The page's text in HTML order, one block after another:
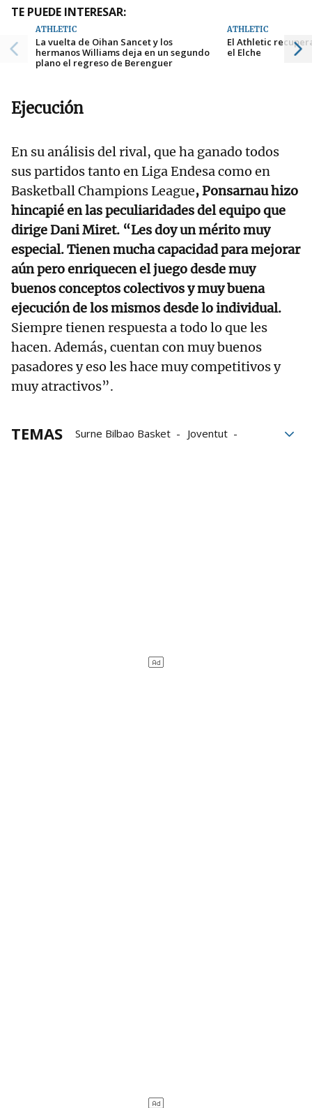
TE PUEDE INTERESAR:
ATHLETIC
La vuelta de Oihan Sancet y los
hermanos Williams deja en un segundo
plano el regreso de Berenguer
ATHLETIC
El Athletic
el Elche
Ejecución
En su análisis del rival, que ha ganado todos
sus partidos tanto en Liga Endesa como en
Basketball Champions League, Ponsarnau hizo
hincapié en las peculiaridades del equipo que
dirige Dani Miret. “Les doy un mérito muy
especial. Tienen mucha capacidad para mejorar
aún pero enriquecen el juego desde muy
buenos conceptos colectivos y muy buena
ejecución de los mismos desde lo individual.
Siempre tienen respuesta a todo lo que les
hacen. Además, cuentan con muy buenos
pasadores y eso les hace muy competitivos y
muy atractivos”.
TEMAS Surne Bilbao Basket
Joventut